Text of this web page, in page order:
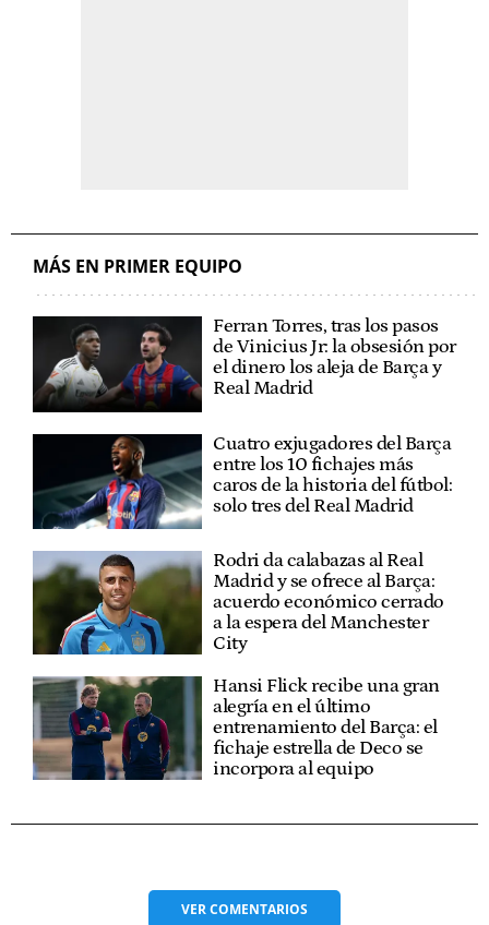
MÁS EN PRIMER EQUIPO
Ferran Torres, tras los pasos
de Vinicius Jr: la obsesión por
el dinero los aleja de Barça y
Real Madrid
Cuatro exjugadores del Barça
entre los 10 fichajes más
caros de la historia del fútbol:
solo tres del Real Madrid
Rodri da calabazas al Real
Madrid y se ofrece al Barça:
acuerdo económico cerrado
a la espera del Manchester
City
Hansi Flick recibe una gran
alegría en el último
entrenamiento del Barça: el
fichaje estrella de Deco se
incorpora al equipo
VERCOMENTARIOS